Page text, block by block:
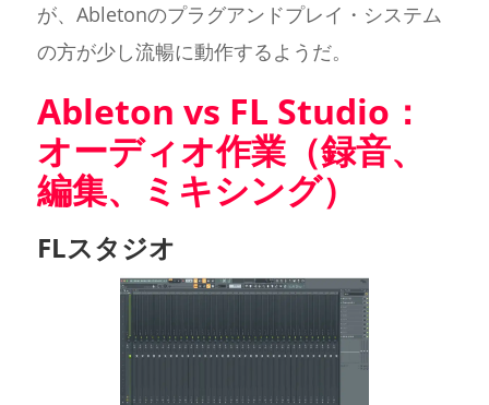
が、Abletonのプラグアンドプレイ・システム
の方が少し流暢に動作するようだ。
Ableton vs FL Studio：
オーディオ作業（録音、
編集、ミキシング）
FLスタジオ